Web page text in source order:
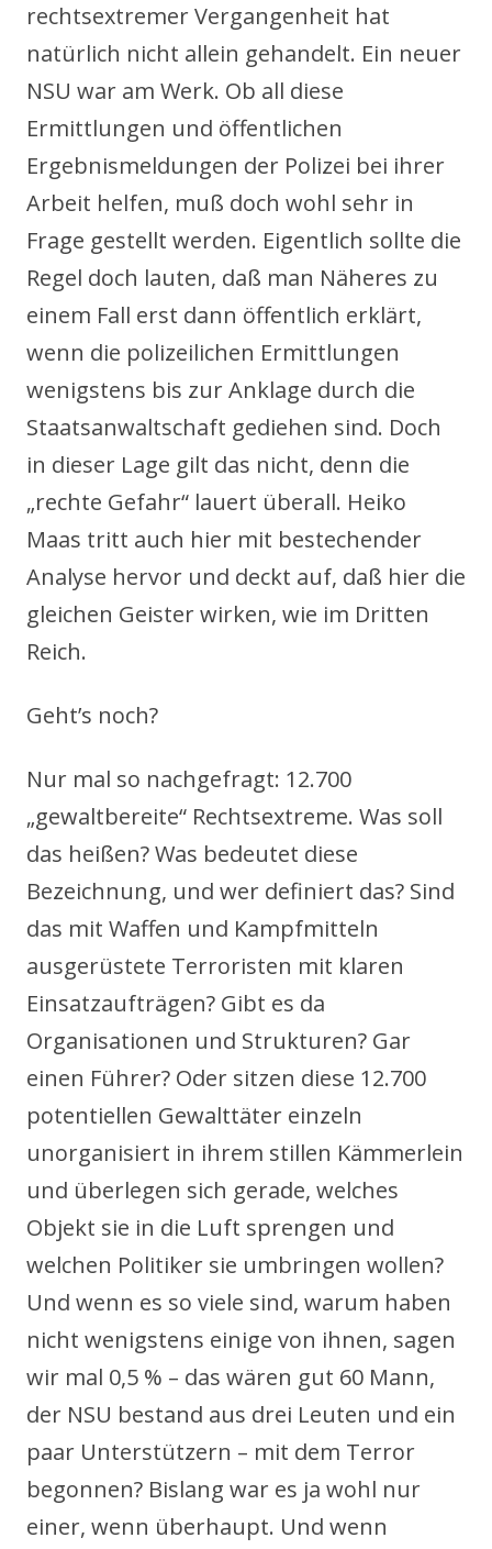
rechtsextremer Vergangenheit hat
natürlich nicht allein gehandelt. Ein neuer
NSU war am Werk. Ob all diese
Ermittlungen und öffentlichen
Ergebnismeldungen der Polizei bei ihrer
Arbeit helfen, muß doch wohl sehr in
Frage gestellt werden. Eigentlich sollte die
Regel doch lauten, daß man Näheres zu
einem Fall erst dann öffentlich erklärt,
wenn die polizeilichen Ermittlungen
wenigstens bis zur Anklage durch die
Staatsanwaltschaft gediehen sind. Doch
in dieser Lage gilt das nicht, denn die
„rechte Gefahr“ lauert überall. Heiko
Maas tritt auch hier mit bestechender
Analyse hervor und deckt auf, daß hier die
gleichen Geister wirken, wie im Dritten
Reich.
Geht’s noch?
Nur mal so nachgefragt: 12.700
„gewaltbereite“ Rechtsextreme. Was soll
das heißen? Was bedeutet diese
Bezeichnung, und wer definiert das? Sind
das mit Waffen und Kampfmitteln
ausgerüstete Terroristen mit klaren
Einsatzaufträgen? Gibt es da
Organisationen und Strukturen? Gar
einen Führer? Oder sitzen diese 12.700
potentiellen Gewalttäter einzeln
unorganisiert in ihrem stillen Kämmerlein
und überlegen sich gerade, welches
Objekt sie in die Luft sprengen und
welchen Politiker sie umbringen wollen?
Und wenn es so viele sind, warum haben
nicht wenigstens einige von ihnen, sagen
wir mal 0,5 % – das wären gut 60 Mann,
der NSU bestand aus drei Leuten und ein
paar Unterstützern – mit dem Terror
begonnen? Bislang war es ja wohl nur
einer, wenn überhaupt. Und wenn